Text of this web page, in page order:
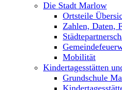
Die Stadt Marlow
Ortsteile
Zahlen, Daten,
Mobilität
Kindertagesstätten
Grundschule